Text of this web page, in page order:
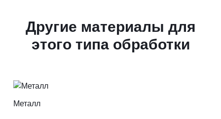
Другие материалы для
этого типа обработки
Металл